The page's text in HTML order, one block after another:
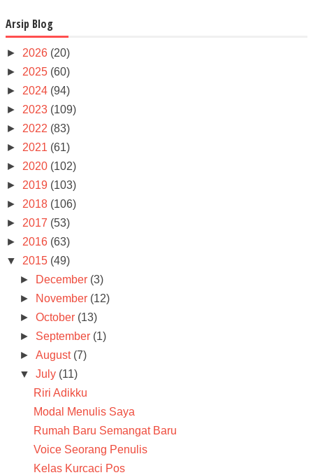
Arsip Blog
► 2026 (20)
► 2025 (60)
► 2024 (94)
► 2023 (109)
► 2022 (83)
► 2021 (61)
► 2020 (102)
► 2019 (103)
► 2018 (106)
► 2017 (53)
► 2016 (63)
▼ 2015 (49)
►
December (3)
►
November (12)
►October (13)
► September (1)
►August (7)
▼July (11)
Riri Adikku
Modal Menulis Saya
Rumah Baru Semangat Baru
Voice Seorang Penulis
Kelas Kurcaci Pos